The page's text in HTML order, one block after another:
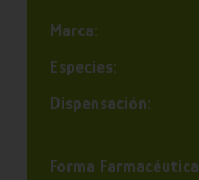
Marca:
Especies:
Dispensación:
Forma